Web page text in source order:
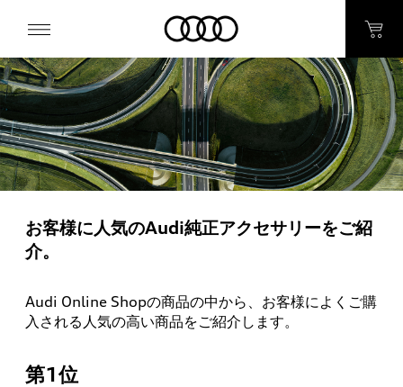
お客様に人気のAudi純正アクセサリーをご紹
介。
Audi Online Shopの商品の中から、お客様によくご購
入される人気の高い商品をご紹介します。
第1位